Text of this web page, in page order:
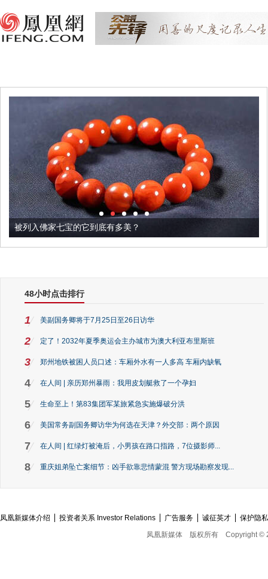
被列入佛家七宝的它到底有多美？
48小时点击排行
1 美副国务卿将于7月25日至26日访华
2 定了！2032年夏季奥运会主办城市为澳大利亚布里斯班
3 郑州地铁被困人员口述：车厢外水有一人多高 车厢内缺氧
4 在人间 | 亲历郑州暴雨：我用皮划艇救了一个孕妇
5 生命至上！第83集团军某旅紧急实施爆破分洪
6 美国常务副国务卿访华为何选在天津？外交部：两个原因
7 在人间 | 红绿灯被淹后，小男孩在路口指路，7位摄影师...
8 重庆姐弟坠亡案细节：凶手欲靠悲情蒙混 警方现场勘察发现...
凤凰新媒体介绍 投资者关系 Investor Relations 广告服务 诚征英才
保护隐
凤凰新媒体
版权所有 Copyright ©